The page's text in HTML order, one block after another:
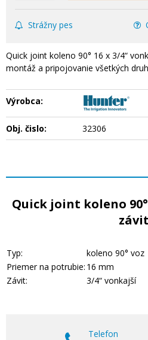
Strážny pes
Quick joint koleno 90° 16 x 3/4“
montáž a pripojovanie všetkých
Výrobca:
Obj. čislo: 32306
Quick joint koleno
závit
Typ:
koleno 90° voz
Priemer na potrubie: 16 mm
Závit:
3/4“ vonkajší
Telefon